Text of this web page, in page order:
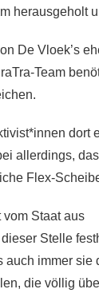
herausgeholt
De Vloek’s
Team
dort
allerdings,
Flex-
vom Staat aus
Stelle
auch immer sie
die völlig